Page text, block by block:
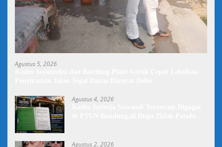
Agustus 5, 2026
Agustus 4, 2026
Agustus 2, 2026